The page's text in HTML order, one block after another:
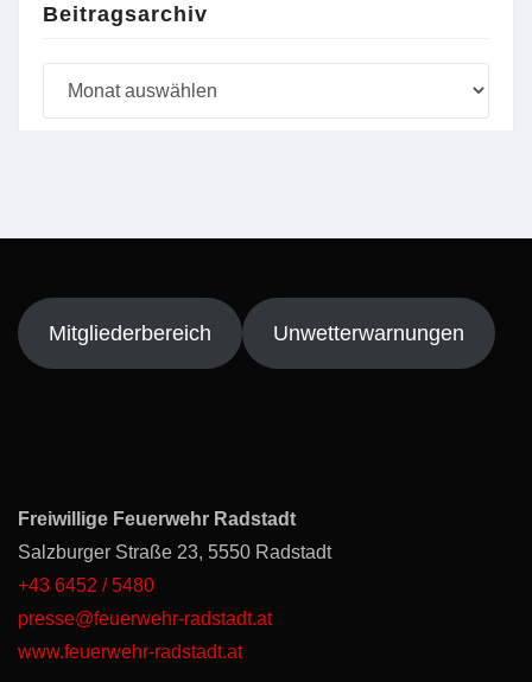
Beitragsarchiv
Mitgliederbereich Unwetterwarnungen
Freiwillige Feuerwehr Radstadt
Salzburger Straße 23, 5550 Radstadt
+43 6452 / 5480
presse@feuerwehr-radstadt.at
www.feuerwehr-radstadt.at